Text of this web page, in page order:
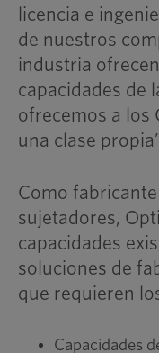
licencia e
de nuestros
industria
capacidades de
ofrecemos a los
una clase
Como
sujetadores,
capacidades
soluciones de
que requieren
Capacidades